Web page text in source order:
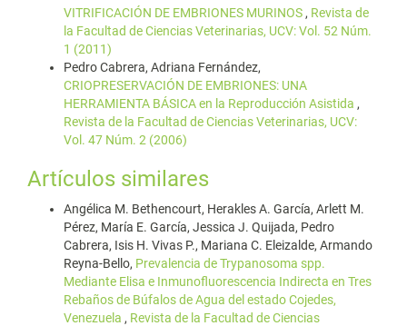
VITRIFICACIÓN DE EMBRIONES MURINOS , Revista de
la Facultad de Ciencias Veterinarias, UCV: Vol. 52 Núm.
1 (2011)
Pedro Cabrera, Adriana Fernández,
CRIOPRESERVACIÓN DE EMBRIONES: UNA
HERRAMIENTA BÁSICA en la Reproducción Asistida ,
Revista de la Facultad de Ciencias Veterinarias, UCV:
Vol. 47 Núm. 2 (2006)
Artículos similares
Angélica M. Bethencourt, Herakles A. García, Arlett M.
Pérez, María E. García, Jessica J. Quijada, Pedro
Cabrera, Isis H. Vivas P., Mariana C. Eleizalde, Armando
Reyna-Bello, Prevalencia de Trypanosoma spp.
Mediante Elisa e Inmunofluorescencia Indirecta en Tres
Rebaños de Búfalos de Agua del estado Cojedes,
Venezuela , Revista de la Facultad de Ciencias